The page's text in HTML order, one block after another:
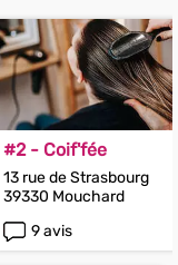
#2 - Coif'fée
13 rue de Strasbourg
39330 Mouchard
9 avis